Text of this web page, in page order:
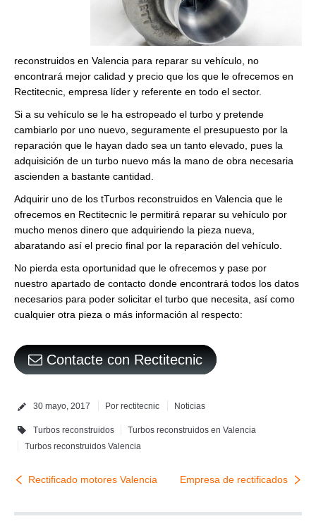
reconstruidos en Valencia para reparar su vehículo, no
encontrará mejor calidad y precio que los que le ofrecemos en
Rectitecnic, empresa líder y referente en todo el sector.
Si a su vehículo se le ha estropeado el turbo y pretende
cambiarlo por uno nuevo, seguramente el presupuesto por la
reparación que le hayan dado sea un tanto elevado, pues la
adquisición de un turbo nuevo más la mano de obra necesaria
ascienden a bastante cantidad.
Adquirir uno de los tTurbos reconstruidos en Valencia que le
ofrecemos en Rectitecnic le permitirá reparar su vehículo por
mucho menos dinero que adquiriendo la pieza nueva,
abaratando así el precio final por la reparación del vehículo.
No pierda esta oportunidad que le ofrecemos y pase por
nuestro apartado de contacto donde encontrará todos los datos
necesarios para poder solicitar el turbo que necesita, así como
cualquier otra pieza o más información al respecto:
Contacte con Rectitecnic
30 mayo, 2017 Por rectitecnic Noticias
Turbos reconstruidos
Turbos reconstruidos en Valencia
Turbos reconstruidos Valencia
Rectificado motores Valencia Empresa de rectificados